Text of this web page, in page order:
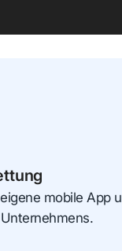
mobile App